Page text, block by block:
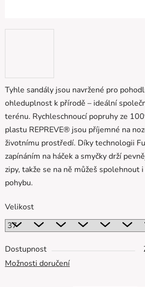
Tyhle sandály jsou navržené pro
ohleduplnost k přírodě – ideální
terénu. Rychleschnoucí popruhy ze
plastu REPREVE® jsou příjemné na
životnímu prostředí. Díky technologii
zapínáním na háček a smyčky drží
zipy, takže se na ně můžeš spolehnout
pohybu.
Velikost
Dostupnost
Možnosti doručení